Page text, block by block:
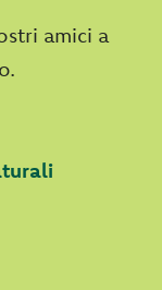
amici a